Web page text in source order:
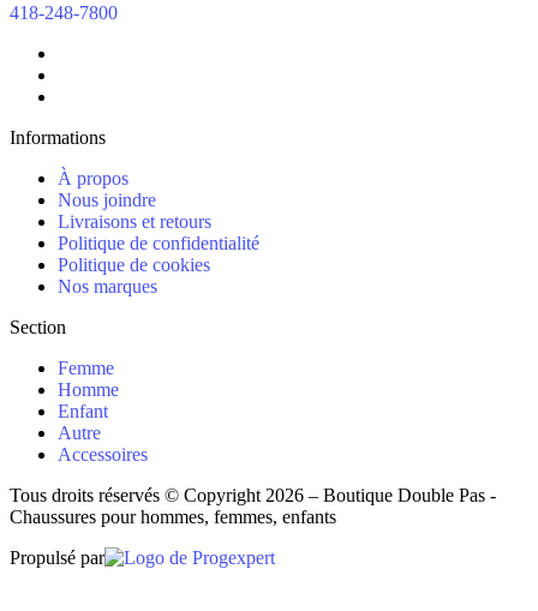
418-248-7800
Informations
À propos
Nous joindre
Livraisons et retours
Politique de confidentialité
Politique de cookies
Nos marques
Section
Femme
Homme
Enfant
Autre
Accessoires
Tous droits réservés © Copyright 2026 – Boutique Double Pas -
Chaussures pour hommes, femmes, enfants
Propulsé par